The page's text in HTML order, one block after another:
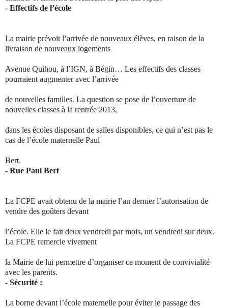
- Effectifs de l’école
La mairie prévoit l’arrivée de nouveaux élèves, en raison de la
livraison de nouveaux logements
Avenue Quihou, à l’IGN, à Bégin… Les effectifs des classes
pourraient augmenter avec l’arrivée
de nouvelles familles. La question se pose de l’ouverture de
nouvelles classes à la rentrée 2013,
dans les écoles disposant de salles disponibles, ce qui n’est pas le
cas de l’école maternelle Paul
Bert.
- Rue Paul Bert
La FCPE avait obtenu de la mairie l’an dernier l’autorisation de
vendre des goûters devant
l’école. Elle le fait deux vendredi par mois, un vendredi sur deux.
La FCPE remercie vivement
la Mairie de lui permettre d’organiser ce moment de convivialité
avec les parents.
- Sécurité :
La borne devant l’école maternelle pour éviter le passage des